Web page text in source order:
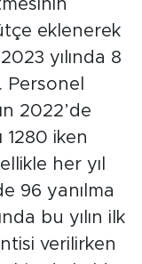
eklenerek
yılında 8
Personel
2022’de
1280 iken
her yıl
96 yanılma
bu yılın ilk
verilirken